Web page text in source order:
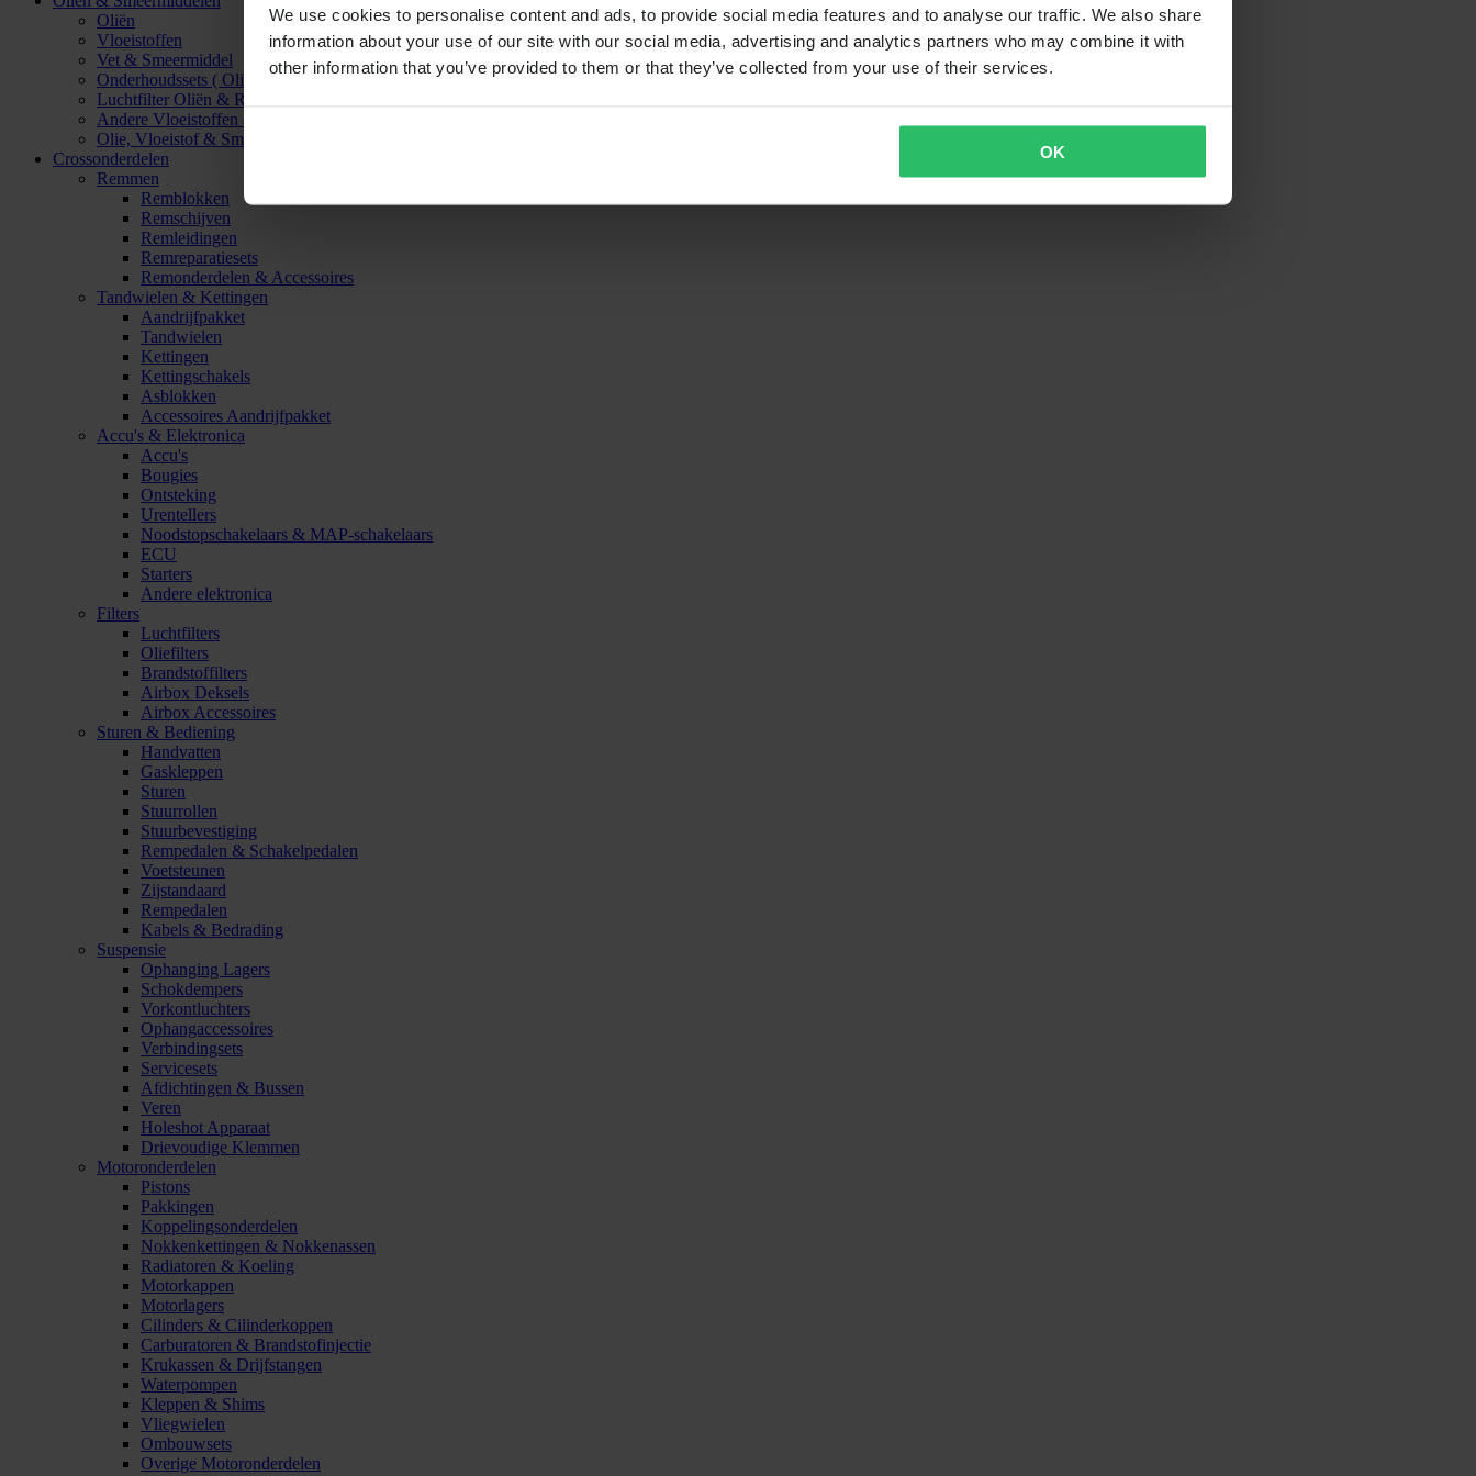
We use cookies to personalise content and ads, to provide social media features and to analyse our traffic. We also share
information about your use of our site with our social media, advertising and analytics partners who may combine it with
other information that you’ve provided to them or that they’ve collected from your use of their services.
OK
Oliën
Vloeistoffen
Vet & Smeermiddel
Onderhoudssets ( Olie & Filter)
Luchtfilter Oliën & Reinigers
Andere Vloeistoffen & Smeermiddelen
Olie, Vloeistof & Smeermiddel Accessoires
Crossonderdelen
Remmen
Remblokken
Remschijven
Remleidingen
Remreparatiesets
Remonderdelen & Accessoires
Tandwielen & Kettingen
Aandrijfpakket
Tandwielen
Kettingen
Kettingschakels
Asblokken
Accessoires Aandrijfpakket
Accu's & Elektronica
Accu's
Bougies
Ontsteking
Urentellers
Noodstopschakelaars & MAP-schakelaars
ECU
Starters
Andere elektronica
Filters
Luchtfilters
Oliefilters
Brandstoffilters
Airbox Deksels
Airbox Accessoires
Sturen & Bediening
Handvatten
Gaskleppen
Sturen
Stuurrollen
Stuurbevestiging
Rempedalen & Schakelpedalen
Voetsteunen
Zijstandaard
Rempedalen
Kabels & Bedrading
Suspensie
Ophanging Lagers
Schokdempers
Vorkontluchters
Ophangaccessoires
Verbindingsets
Servicesets
Afdichtingen & Bussen
Veren
Holeshot Apparaat
Drievoudige Klemmen
Motoronderdelen
Pistons
Pakkingen
Koppelingsonderdelen
Nokkenkettingen & Nokkenassen
Radiatoren & Koeling
Motorkappen
Motorlagers
Cilinders & Cilinderkoppen
Carburatoren & Brandstofinjectie
Krukassen & Drijfstangen
Waterpompen
Kleppen & Shims
Vliegwielen
Ombouwsets
Overige Motoronderdelen